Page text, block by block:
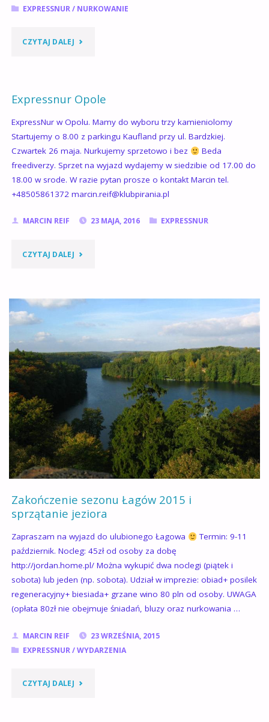
EXPRESSNUR/ NURKOWANIE
CZYTAJ DALEJ"EXPRESSNUR
Expressnur Opole
ExpressNur w Opolu. Mamy do wyboru trzy kamieniolomy
Startujemy o 8.00 z parkingu Kaufland przy ul. Bardzkiej.
Czwartek 26 maja. Nurkujemy sprzetowo i bez
Beda
freediverzy. Sprzet na wyjazd wydajemy w siedzibie od 17.00 do
18.00 w srode. W razie pytan prosze o kontakt Marcin tel.
+48505861372 marcin.reif@klubpirania.pl
MARCIN REIF 23 MAJA, 2016 EXPRESSNUR
CZYTAJ DALEJ"EXPRESSNUR
Zakończenie sezonu Łagów 2015 i
sprzątanie jeziora
Zapraszam na wyjazd do ulubionego Łagowa
Termin: 9-11
październik. Nocleg: 45zł od osoby za dobę
http://jordan.home.pl/ Można wykupić dwa noclegi (piątek i
sobota) lub jeden (np. sobota). Udział w imprezie: obiad+ posilek
regeneracyjny+ biesiada+ grzane wino 80 pln od osoby. UWAGA
(opłata 80zł nie obejmuje śniadań, bluzy oraz nurkowania …
MARCIN REIF
23 WRZEŚNIA, 2015
EXPRESSNUR/WYDARZENIA
CZYTAJ DALEJ"ZAKOŃCZENIE